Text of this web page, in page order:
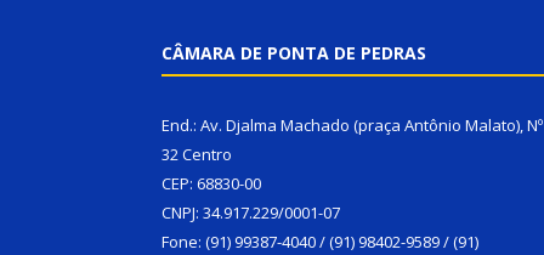
CÂMARA DE PONTA DE PEDRAS
End.: Av. Djalma Machado (praça Antônio Malato), Nº
32 Centro
CEP: 68830-00
CNPJ: 34.917.229/0001-07
Fone: (91) 99387-4040 / (91) 98402-9589 / (91)